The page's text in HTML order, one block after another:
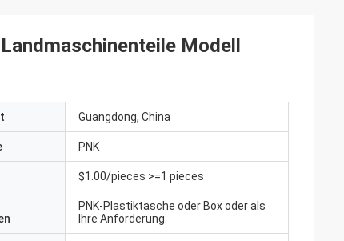
Modell
Guangdong, China
PNK
$1.00/pieces >=1 pieces
PNK-Plastiktasche oder Box oder als
Ihre Anforderung.